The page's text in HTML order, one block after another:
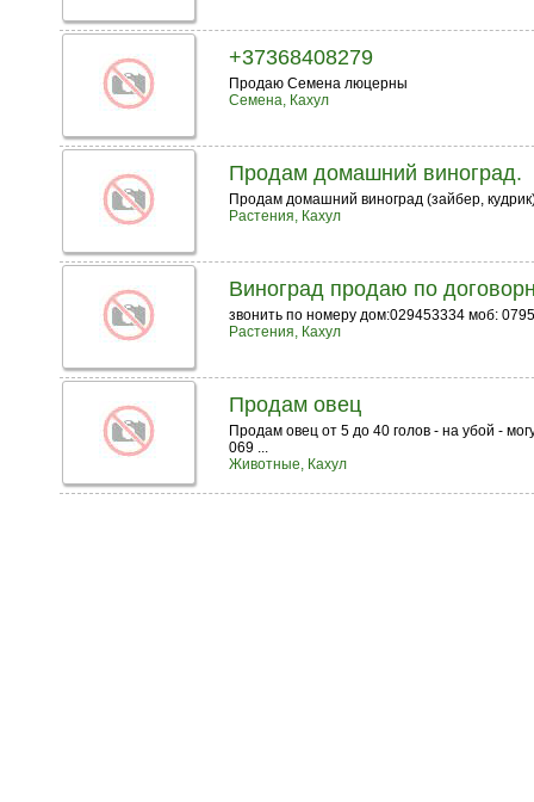
+37368408279
Продаю Семена люцерны
Семена, Кахул
Продам домашний виноград.
Продам домашний виноград (зайбер,
Растения, Кахул
Виноград продаю по
звонить по номеру дом:029453334 моб:
Растения, Кахул
Продам овец
Продам овец от 5 до 40 голов - на убой -
069 ...
Животные, Кахул